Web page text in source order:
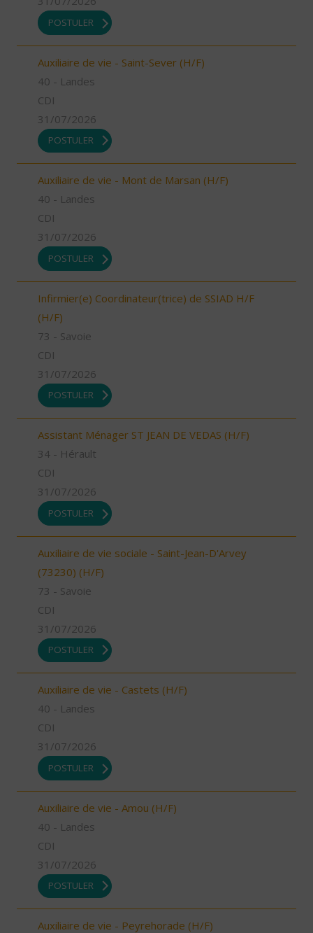
POSTULER
Auxiliaire de vie - Saint-Sever (H/F)
40 - Landes
CDI
31/07/2026
POSTULER
Auxiliaire de vie - Mont de Marsan (H/F)
40 - Landes
CDI
31/07/2026
POSTULER
Infirmier(e) Coordinateur(trice) de SSIAD H/F
(H/F)
73 - Savoie
CDI
31/07/2026
POSTULER
Assistant Ménager ST JEAN DE VEDAS (H/F)
34 - Hérault
CDI
31/07/2026
POSTULER
Auxiliaire de vie sociale - Saint-Jean-D'Arvey
(73230) (H/F)
73 - Savoie
CDI
31/07/2026
POSTULER
Auxiliaire de vie - Castets (H/F)
40 - Landes
CDI
31/07/2026
POSTULER
Auxiliaire de vie - Amou (H/F)
40 - Landes
CDI
31/07/2026
POSTULER
Auxiliaire de vie - Peyrehorade (H/F)